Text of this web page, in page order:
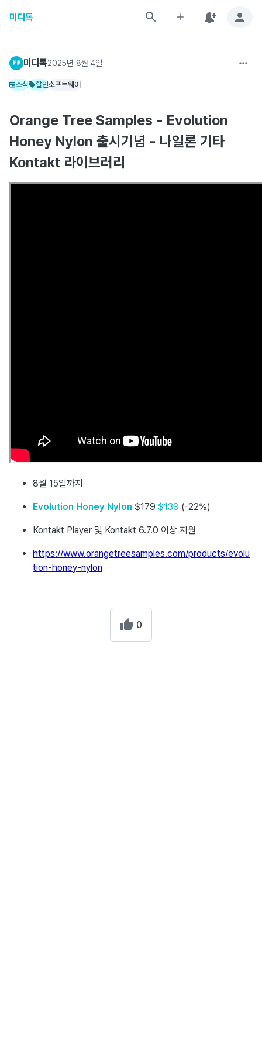
미디톡
미디톡2025년 8월 4일
소식 할인소프트웨어
Orange Tree Samples - Evolution
Honey Nylon 출시기념 - 나일론 기타
Kontakt 라이브러리
8월 15일까지
Evolution Honey Nylon $179 $139 (-22%)
Kontakt Player 및 Kontakt 6.7.0 이상 지원
https://www.orangetreesamples.com/products/evolu
tion-honey-nylon
0